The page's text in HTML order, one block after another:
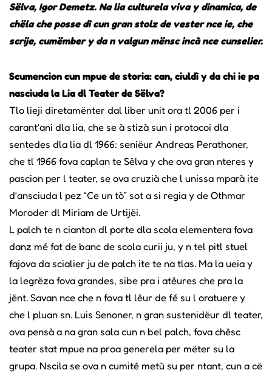
Sëlva, Igor Demetz. Na lia culturela viva y dinamica, de
chëla che posse dì cun gran stolz de vester nce ie, che
scrije, cumëmber y da n valgun mënsc incà nce cunselier.
Scumencion cun mpue de storia: can, ciuldì y da chi ie pa
nasciuda la Lia dl Teater de Sëlva?
Tlo lieji diretamënter dal liber unit ora tl 2006 per i
carant’ani dla lia, che se à stizà sun i protocoi dla
sentedes dla lia dl 1966: seniëur Andreas Perathoner,
che tl 1966 fova caplan te Sëlva y che ova gran nteres y
pascion per l teater, se ova cruzià che l unissa mparà ite
d’ansciuda l pez “Ce un tò” sot a si regia y de Othmar
Moroder dl Miriam de Urtijëi.
L palch te n cianton dl porte dla scola elementera fova
danz mé fat de banc de scola curii ju, y n tel pitl stuel
fajova da scialier ju de palch ite te na tlas. Ma la ueia y
la legrëza fova grandes, sibe pra i atëures che pra la
jënt. Savan nce che n fova tl lëur de fé su l oratuere y
che l pluan sn. Luis Senoner, n gran sustenidëur dl teater,
ova pensà a na gran sala cun n bel palch, fova chësc
teater stat mpue na proa generela per mëter su la
grupa. Nscila se ova n cumité metù su per ntant, cun a cë